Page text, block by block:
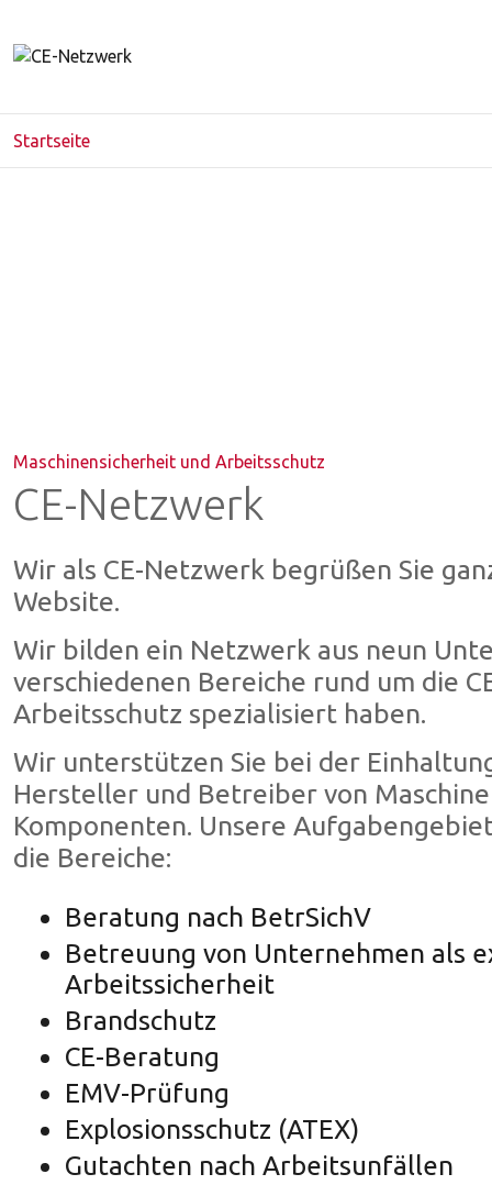
Startseite
Maschinensicherheit und Arbeitsschutz
CE-Netzwerk
Wir als CE-Netzwerk begrüßen Sie
Website.
Wir bilden ein Netzwerk aus neun
verschiedenen Bereiche rund um die
Arbeitsschutz spezialisiert haben.
Wir unterstützen Sie bei der
Hersteller und Betreiber von
Komponenten. Unsere
die Bereiche:
Beratung nach BetrSichV
Betreuung von Unternehmen als
Arbeitssicherheit
Brandschutz
CE-Beratung
EMV-Prüfung
Explosionsschutz (ATEX)
Gutachten nach Arbeitsunfällen